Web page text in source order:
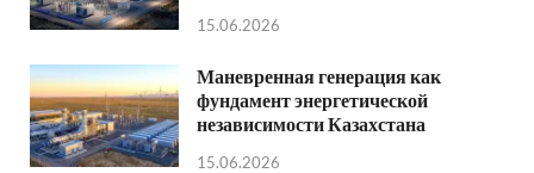
15.06.2026
Маневренная генерация как
фундамент энергетической
независимости Казахстана
15.06.2026